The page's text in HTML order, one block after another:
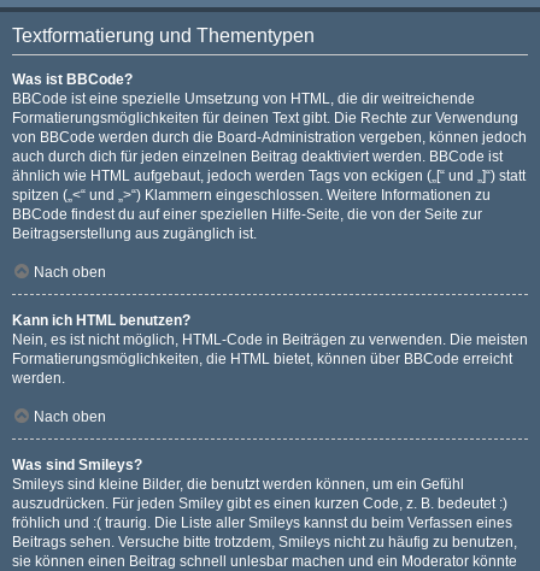
Textformatierung und Thementypen
Was ist BBCode?
BBCode ist eine spezielle Umsetzung von HTML, die dir weitreichende
Formatierungsmöglichkeiten für deinen Text gibt. Die Rechte zur Verwendung
von BBCode werden durch die Board-Administration vergeben, können jedoch
auch durch dich für jeden einzelnen Beitrag deaktiviert werden. BBCode ist
ähnlich wie HTML aufgebaut, jedoch werden Tags von eckigen („[“ und „]“) statt
spitzen („<“ und „>“) Klammern eingeschlossen. Weitere Informationen zu
BBCode findest du auf einer speziellen Hilfe-Seite, die von der Seite zur
Beitragserstellung aus zugänglich ist.
Nach oben
Kann ich HTML benutzen?
Nein, es ist nicht möglich, HTML-Code in Beiträgen zu verwenden. Die meisten
Formatierungsmöglichkeiten, die HTML bietet, können über BBCode erreicht
werden.
Nach oben
Was sind Smileys?
Smileys sind kleine Bilder, die benutzt werden können, um ein Gefühl
auszudrücken. Für jeden Smiley gibt es einen kurzen Code, z. B. bedeutet :)
fröhlich und :( traurig. Die Liste aller Smileys kannst du beim Verfassen eines
Beitrags sehen. Versuche bitte trotzdem, Smileys nicht zu häufig zu benutzen,
sie können einen Beitrag schnell unlesbar machen und ein Moderator könnte